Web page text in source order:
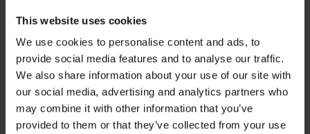
This website uses cookies
We use cookies to personalise content and ads, to
provide social media features and to analyse our traffic.
We also share information about your use of our site with
our social media, advertising and analytics partners who
may combine it with other information that you’ve
provided to them or that they’ve collected from your use
Výmena a vrátenie